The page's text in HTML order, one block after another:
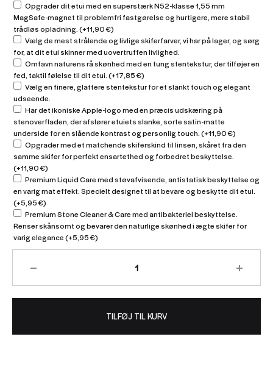
Opgrader dit etui med en superstærk N52-klasse 1,55 mm
MagSafe-magnet til problemfri fastgørelse og hurtigere, mere stabil
trådløs opladning.(+11,90€)
Vælg de mest strålende og livlige skiferfarver, vi har på lager, og sørg
for, at dit etui skinner med uovertruffen livlighed.
Omfavn naturens rå skønhed med en tung stentekstur, der tilføjer en
fed, taktil følelse til dit etui.(+17,85€)
Vælg en finere, glattere stentekstur for et slankt touch og elegant
udseende.
Har det ikoniske Apple-logo med en præcis udskæring på
stenoverfladen, der afslører etuiets slanke, sorte satin-matte
underside for en slående kontrast og personlig touch.(+11,90€)
Opgrader med et matchende skiferskind til linsen, skåret fra den
samme skifer for perfekt ensartethed og forbedret beskyttelse.
(+11,90€)
Premium Liquid Care med støvafvisende, antistatisk beskyttelse og
en varig mat effekt. Specielt designet til at bevare og beskytte dit etui.
(+5,95€)
Premium Stone Cleaner & Care med antibakteriel beskyttelse.
Renser skånsomt og bevarer den naturlige skønhed i ægte skifer for
varig elegance(+5,95€)
TILFØJ TIL KURV